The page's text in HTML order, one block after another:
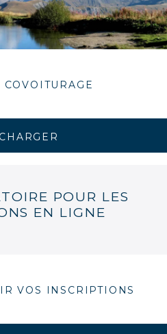
POUR LES
EN LIGNE
VOS INSCRIPTIONS